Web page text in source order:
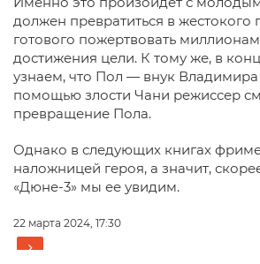
должен превратиться в жестокого
готового пожертвовать
достижения цели. К тому же, в
узнаем, что Пол — внук
помощью злости Чани режиссер
превращение Пола.
Однако в следующих книгах
наложницей героя, а значит,
«Дюне-3» мы ее увидим.
22 марта 2024, 17:30